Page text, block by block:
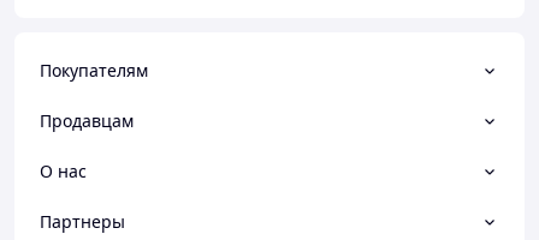
Покупателям
Продавцам
О нас
Партнеры